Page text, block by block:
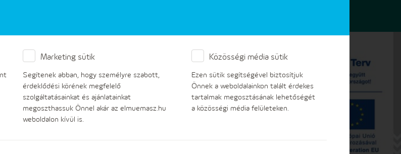
Marketing sütik
Segítenek abban, hogy személyre szabott,
érdeklődési körének megfelelő
szolgáltatásainkat és ajánlatainkat
megoszthassuk Önnel akár az elmuemasz.hu
weboldalon kívül is.
Közösségi média sütik
Ezen sütik segítségével biztosítjuk
Önnek a weboldalainkon talált érdekes
tartalmak megosztásának lehetőségét
a közösségi média felületeken.